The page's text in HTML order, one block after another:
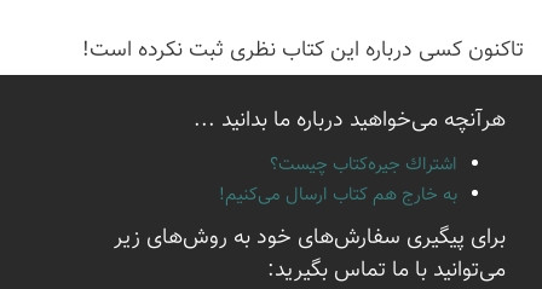
تاكنون كسی درباره این كتاب نظری ثبت نكرده است!
هرآنچه می‌خواهید درباره ما بدانید ...
اشتراك جيره‌كتاب چيست؟
به خارج هم كتاب ارسال می‌كنیم!
برای پیگیری سفارش‌های خود به روش‌های زیر
می‌توانید با ما تماس بگیرید: